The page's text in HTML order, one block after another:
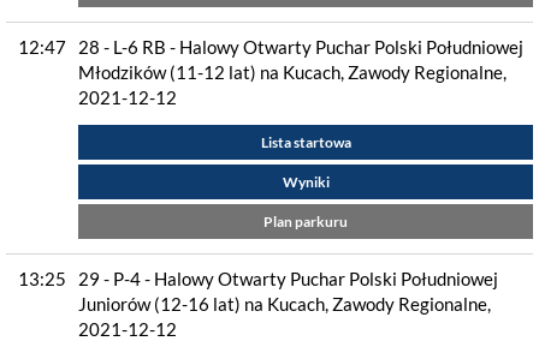
12:47
28 - L-6 RB - Halowy Otwarty Puchar Polski Południowej
Młodzików (11-12 lat) na Kucach, Zawody Regionalne,
2021-12-12
Lista startowa
Wyniki
Plan parkuru
13:25
29 - P-4 - Halowy Otwarty Puchar Polski Południowej
Juniorów (12-16 lat) na Kucach, Zawody Regionalne,
2021-12-12